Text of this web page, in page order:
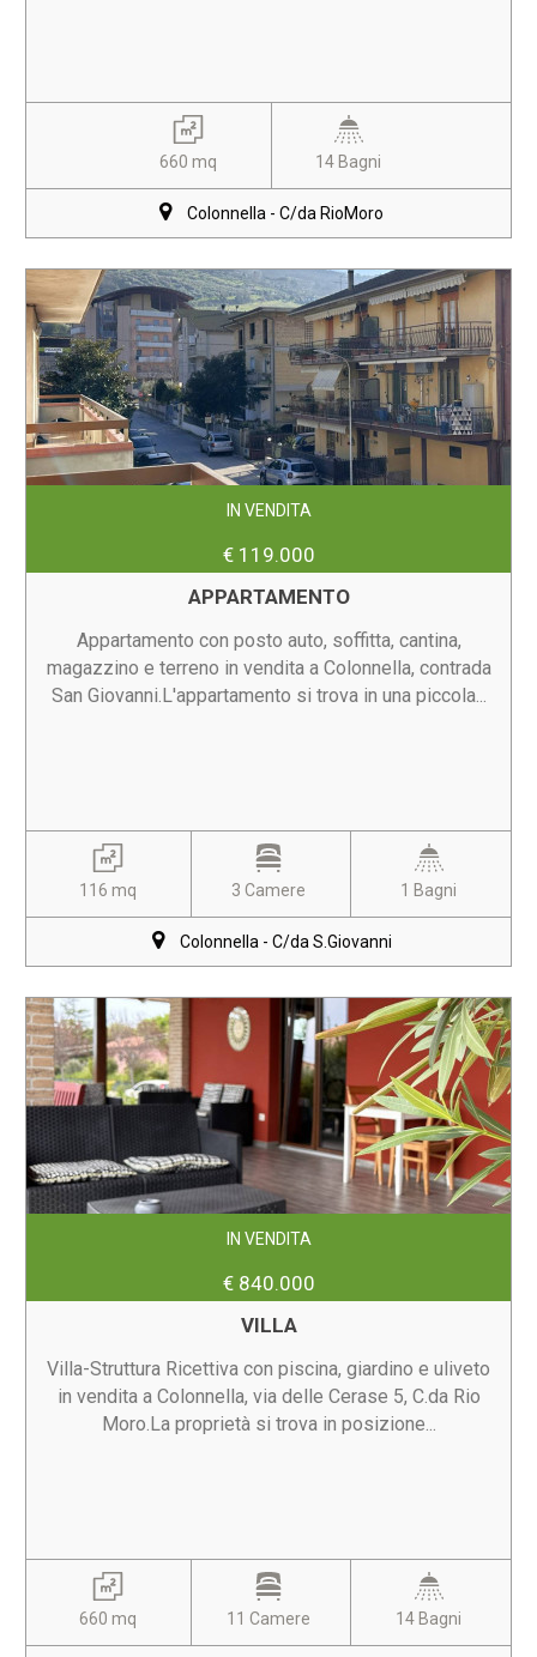
660 mq 14 Bagni
Colonnella - C/da RioMoro
IN VENDITA
€ 119.000
APPARTAMENTO
Appartamento con posto auto, soffitta, cantina,
magazzino e terreno in vendita a Colonnella, contrada
San Giovanni.L'appartamento si trova in una piccola...
116 mq 3 Camere 1 Bagni
Colonnella - C/da S.Giovanni
IN VENDITA
€ 840.000
VILLA
Villa-Struttura Ricettiva con piscina, giardino e uliveto
in vendita a Colonnella, via delle Cerase 5, C.da Rio
Moro.La proprietà si trova in posizione...
660 mq 11 Camere 14 Bagni